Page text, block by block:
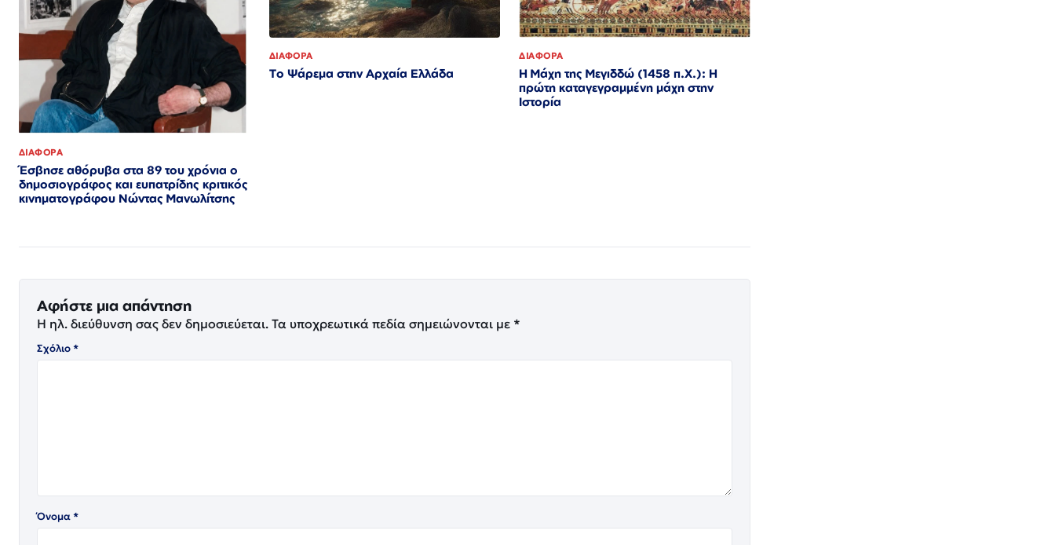
ΔΙΑΦΟΡΑ
Έσβησε αθόρυβα στα 89 του χρόνια ο
δημοσιογράφος και ευπατρίδης κριτικός
κινηματογράφου Νώντας Μανωλίτσης
ΔΙΑΦΟΡΑ
Το Ψάρεμα στην Αρχαία Ελλάδα
ΔΙΑΦΟΡΑ
Η Μάχη της Μεγιδδώ (1458 π.Χ.): Η
πρώτη καταγεγραμμένη μάχη στην
Ιστορία
Αφήστε μια απάντηση
Η ηλ. διεύθυνση σας δεν δημοσιεύεται. Τα υποχρεωτικά πεδία σημειώνονται με *
Σχόλιο*
Όνομα*